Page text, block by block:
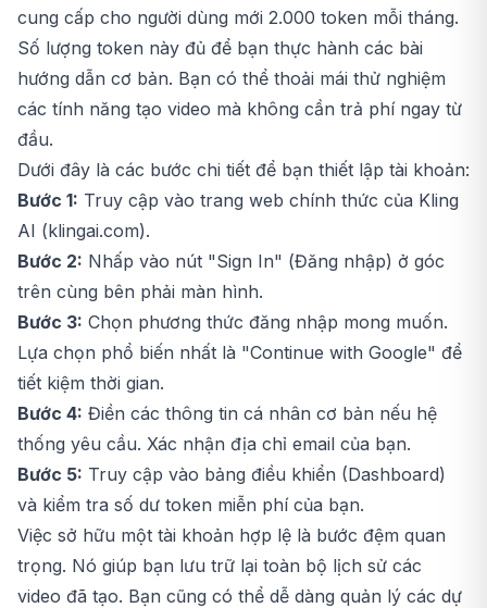
cung cấp cho người dùng mới 2.000 token mỗi tháng.
Số lượng token này đủ để bạn thực hành các bài
hướng dẫn cơ bản. Bạn có thể thoải mái thử nghiệm
các tính năng tạo video mà không cần trả phí ngay từ
đầu.
Dưới đây là các bước chi tiết để bạn thiết lập tài khoản:
Bước 1: Truy cập vào trang web chính thức của Kling
AI (klingai.com).
Bước 2: Nhấp vào nút "Sign In" (Đăng nhập) ở góc
trên cùng bên phải màn hình.
Bước 3: Chọn phương thức đăng nhập mong muốn.
Lựa chọn phổ biến nhất là "Continue with Google" để
tiết kiệm thời gian.
Bước 4: Điền các thông tin cá nhân cơ bản nếu hệ
thống yêu cầu. Xác nhận địa chỉ email của bạn.
Bước 5: Truy cập vào bảng điều khiển (Dashboard)
và kiểm tra số dư token miễn phí của bạn.
Việc sở hữu một tài khoản hợp lệ là bước đệm quan
trọng. Nó giúp bạn lưu trữ lại toàn bộ lịch sử các
video đã tạo. Bạn cũng có thể dễ dàng quản lý các dự